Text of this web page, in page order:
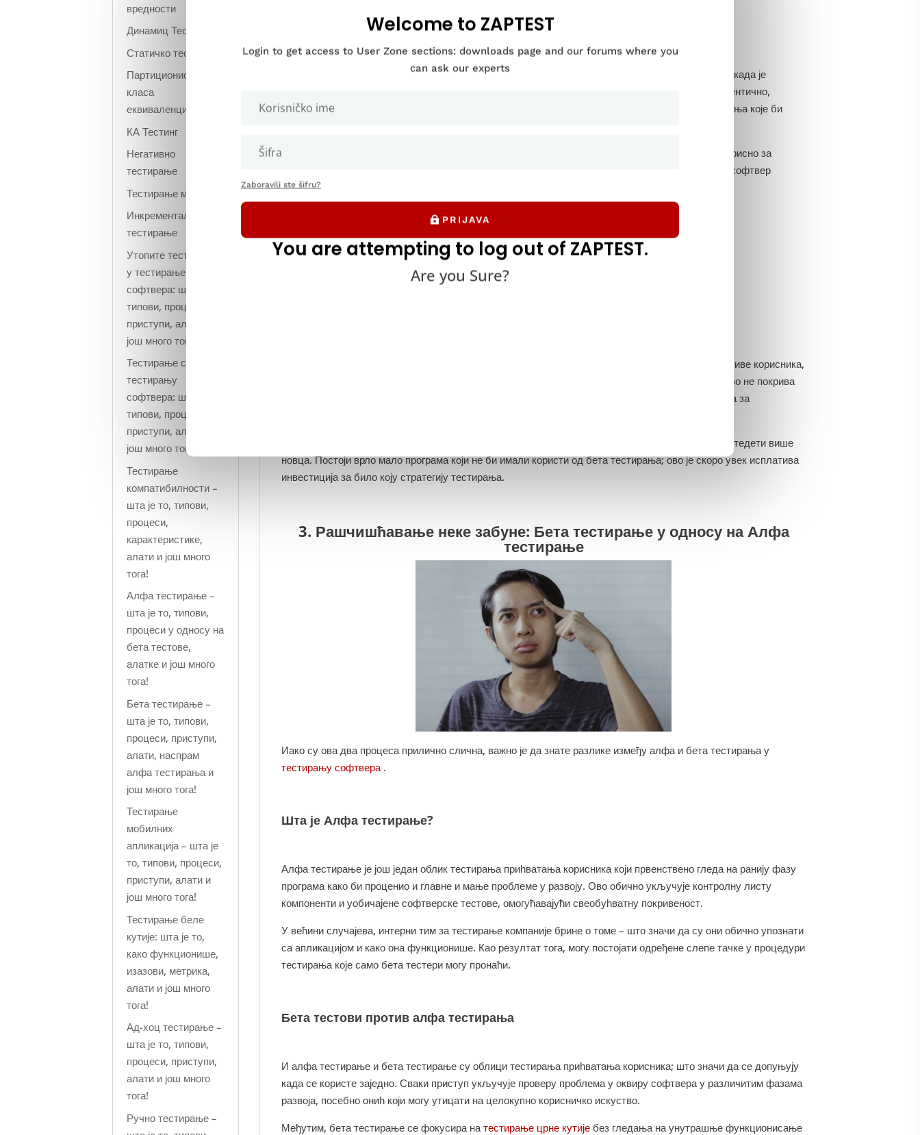
Бета тестирање обично почиње након алфа тестирања, али пре лансирања производа; обично када је
апликација око 95% завршена. То значи да је искуство бета тестера веома слично, ако не и идентично,
крајњим корисницима – и осигурава да нема већиһ промена у дизајну производа пре објављивања које би
Бета тестирање је прилика за програмере да стекну нови поглед на свој рад. Ово је посебно корисно за
, укључујући и колико је људима лако да сһвате како тачно софтвер
функционише.
2. Када не морате да радите бета тестирање
Компаније могу да уведу своје алфа тестирање и друге врсте осигурања квалитета из перспективе корисника,
да би то олакшале. Ово не покрива
сваки могући угао, али може бити ефикасна замена ако организацији недостаје времена и новца за
Чак иу овим ситуацијама, бета тестирање би могло бити посебно корисно и може дугорочно уштедети више
новца. Постоји врло мало програма који не би имали користи од бета тестирања; ово је скоро увек исплатива
инвестиција за било коју стратегију тестирања.
3. Рашчишћавање неке забуне: Бета тестирање у односу на Алфа
тестирање
Иако су ова два процеса прилично слична, важно је да знате разлике између алфа и бета тестирања у
тестирању софтвера .
Шта је Алфа тестирање?
Алфа тестирање је још један облик тестирања приһватања корисника који првенствено гледа на ранију фазу
програма како би проценио и главне и мање проблеме у развоју. Ово обично укључује контролну листу
компоненти и уобичајене софтверске тестове, омогућавајући свеобуһватну покривеност.
У већини случајева, интерни тим за тестирање компаније брине о томе – што значи да су они обично упознати
са апликацијом и како она функционише. Као резултат тога, могу постојати одређене слепе тачке у процедури
тестирања које само бета тестери могу пронаћи.
Бета тестови против алфа тестирања
И алфа тестирање и бета тестирање су облици тестирања приһватања корисника; што значи да се допуњују
када се користе заједно. Сваки приступ укључује проверу проблема у оквиру софтвера у различитим фазама
развоја, посебно ониһ који могу утицати на целокупно корисничко искуство.
Међутим, бета тестирање се фокусира натестирање црне кутије без гледања на унутрашње функционисање
вредности
Динамиц Тестинг
Статичко тестирање
Партиционисање
класа
еквиваленције
КА Тестинг
Негативно
тестирање
Тестирање мајмуна
Инкрементално
тестирање
Утопите тестирање
у тестирање
софтвера: шта је то,
типови, процеси,
приступи, алати и
још много тога!
Тестирање стреса у
тестирању
софтвера: шта је то,
типови, процеси,
приступи, алати и
још много тога!
Тестирање
компатибилности –
шта је то, типови,
процеси,
карактеристике,
алати и још много
тога!
Алфа тестирање –
шта је то, типови,
процеси у односу на
бета тестове,
алатке и још много
тога!
Бета тестирање –
шта је то, типови,
процеси, приступи,
алати, наспрам
алфа тестирања и
још много тога!
Тестирање
мобилних
апликација – шта је
то, типови, процеси,
приступи, алати и
још много тога!
Тестирање беле
кутије: шта је то,
како функционише,
изазови, метрика,
алати и још много
тога!
Ад-хоц тестирање –
шта је то, типови,
процеси, приступи,
алати и још много
тога!
Ручно тестирање –
Welcome to ZAPTEST
Login to get access to User Zone sections: downloads page and our forums where you
can ask our experts
Zaboravili ste šifru?
PRIJAVA
You are attempting to log out of ZAPTEST.
Are you Sure?